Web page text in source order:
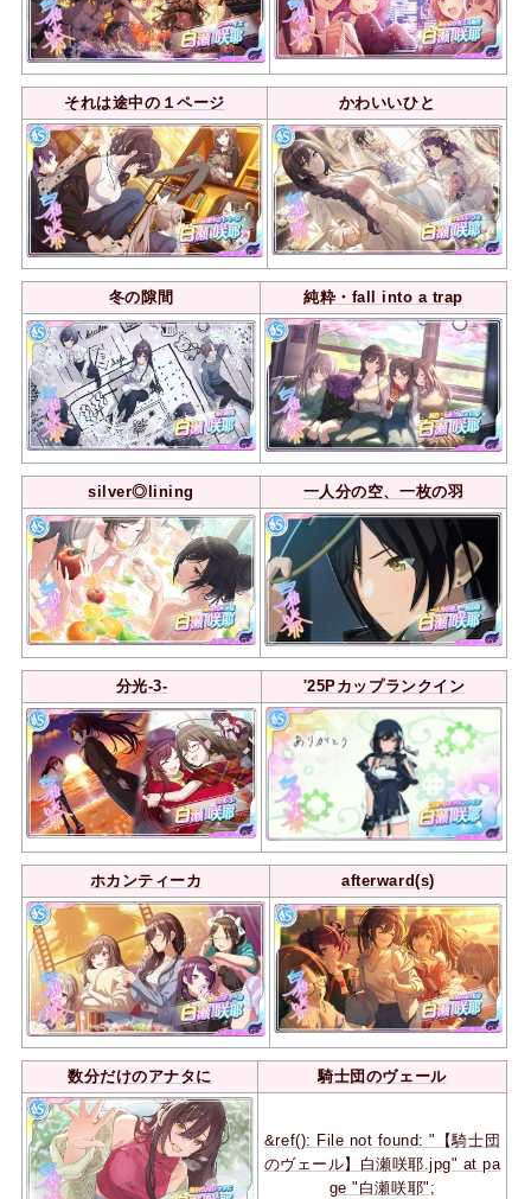
それは途中の１ページ かわいいひと
冬の隙間 純粋・fall into a trap
silver◎lining 一人分の空、一枚の羽
分光-3- '25Pカップランクイン
ホカンティーカ afterward(s)
数分だけのアナタに 騎士団のヴェール
&ref(): File not found: "【騎士団
のヴェール】白瀬咲耶.jpg" at pa
ge "白瀬咲耶";